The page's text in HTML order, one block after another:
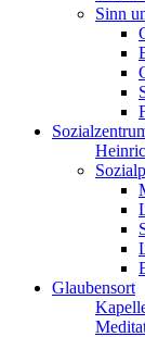
Sinn
Glaubensort